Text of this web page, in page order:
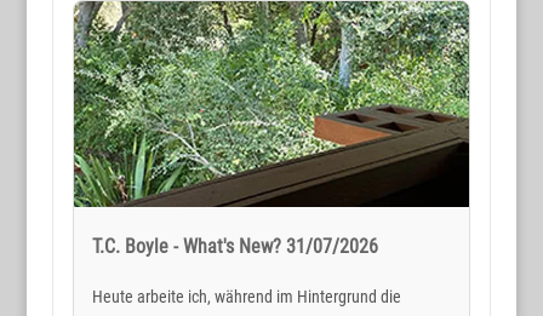
T.C. Boyle - What's New? 31/07/2026
Heute arbeite ich, während im Hintergrund die